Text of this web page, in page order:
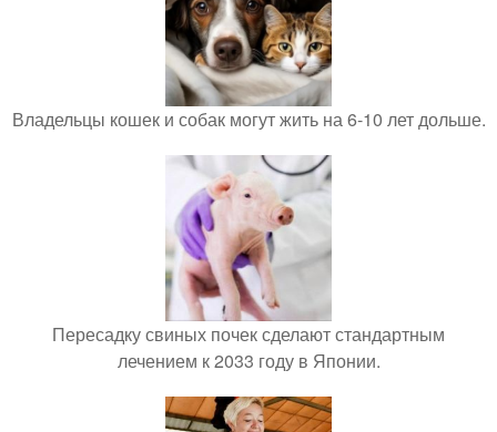
Владельцы кошек и собак могут жить на 6-10 лет дольше.
Пересадку свиных почек сделают стандартным
лечением к 2033 году в Японии.